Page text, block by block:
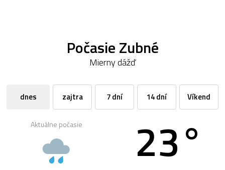
Počasie Zubné
Mierny dážď
dnes zajtra 7 dní 14 dní Víkend
Aktuálne počasie 23°